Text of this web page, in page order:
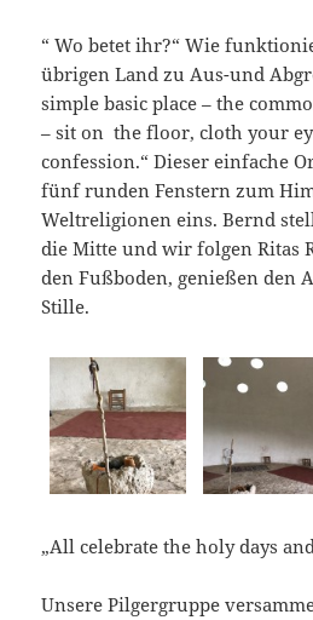
“ Wo betet ihr?“ Wie
übrigen Land zu Aus-und
simple basic place – the
– sit on the floor, cloth your
confession.“ Dieser einfache
fünf runden Fenstern zum
Weltreligionen eins. Bernd
die Mitte und wir folgen Ritas
den Fußboden, genießen den
Stille.
„All celebrate the holy days
Unsere Pilgergruppe